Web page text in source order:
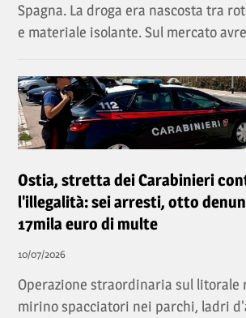
Spagna. La droga era nascosta tra
e materiale isolante. Sul mercato
Ostia, stretta dei Carabinieri
l'illegalità: sei arresti, otto
17mila euro di multe
10/07/2026
Operazione straordinaria sul litorale
mirino spacciatori nei parchi, ladri